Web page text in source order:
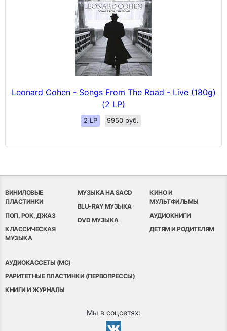
Leonard Cohen - Songs From The Road - Live (180g)
(2 LP)
2 LP 9950 руб.
ВИНИЛОВЫЕ
ПЛАСТИНКИ
ПОП, РОК, ДЖАЗ
КЛАССИЧЕСКАЯ
МУЗЫКА
МУЗЫКА НА SACD
BLU-RAY МУЗЫКА
DVD МУЗЫКА
КИНО И
МУЛЬТФИЛЬМЫ
АУДИОКНИГИ
ДЕТЯМ И РОДИТЕЛЯМ
АУДИОКАССЕТЫ (MC)
РАРИТЕТНЫЕ ПЛАСТИНКИ (ПЕРВОПРЕССЫ)
КНИГИ И ЖУРНАЛЫ
Мы в соцсетях: